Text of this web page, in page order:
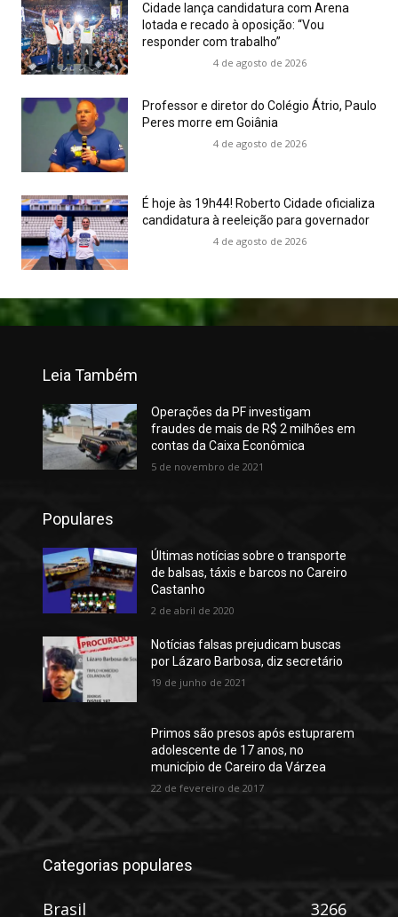
Cidade lança candidatura com Arena
lotada e recado à oposição: “Vou
responder com trabalho”
4 de agosto de 2026
Professor e diretor do Colégio Átrio, Paulo
Peres morre em Goiânia
4 de agosto de 2026
É hoje às 19h44! Roberto Cidade oficializa
candidatura à reeleição para governador
4 de agosto de 2026
Leia Também
Operações da PF investigam
fraudes de mais de R$ 2 milhões em
contas da Caixa Econômica
5 de novembro de 2021
Populares
Últimas notícias sobre o transporte
de balsas, táxis e barcos no Careiro
Castanho
2 de abril de 2020
Notícias falsas prejudicam buscas
por Lázaro Barbosa, diz secretário
19 de junho de 2021
Primos são presos após estuprarem
adolescente de 17 anos, no
município de Careiro da Várzea
22 de fevereiro de 2017
Categorias populares
Brasil
3266